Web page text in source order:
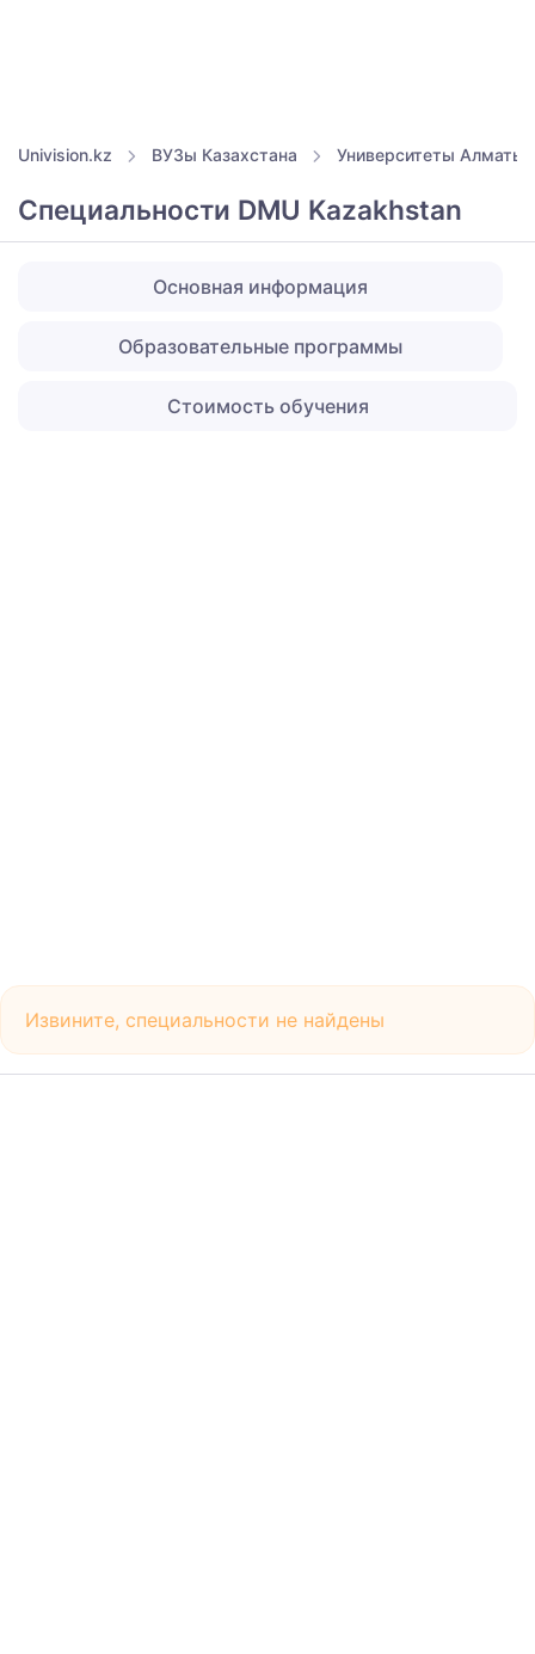
Univision.kz ВУЗы Казахстана Университеты Алматы
Специальности DMU Kazakhstan
Основная информация
Образовательные программы
Стоимость обучения
Извините, специальности не найдены